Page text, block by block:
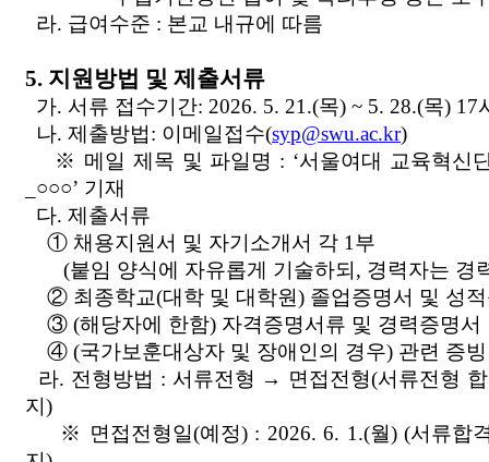
라. 급여수준 : 본교 내규에 따름
5. 지원방법 및 제출서류
가. 서류 접수기간: 2026. 5. 21.(목) ~ 5. 28.(목) 17
나. 제출방법: 이메일접수(syp@swu.ac.kr)
※ 메일 제목 및 파일명 : ‘서울여대 교육혁신
_○○○’ 기재
다. 제출서류
① 채용지원서 및 자기소개서 각 1부
(붙임 양식에 자유롭게 기술하되, 경력자는 경
② 최종학교(대학 및 대학원) 졸업증명서 및 성적
③ (해당자에 한함) 자격증명서류 및 경력증명서
④ (국가보훈대상자 및 장애인의 경우) 관련 증빙
라. 전형방법 : 서류전형 → 면접전형(서류전형
지)
※ 면접전형일(예정) : 2026. 6. 1.(월) (서류합